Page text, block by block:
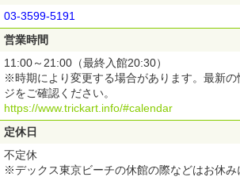
03-3599-5191
営業時間
11:00～21:00（最終入館20:30）
※時期により変更する場合があります。最新の
ジをご確認ください。
https://www.trickart.info/#calendar
定休日
不定休
※デックス東京ビーチの休館の際などはお休み